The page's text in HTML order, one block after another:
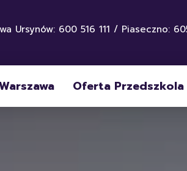
Ursynów: 600 516 111 / Piaseczno:
Oferta Przedszkola